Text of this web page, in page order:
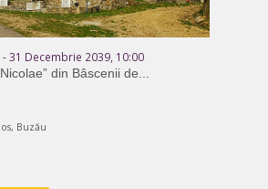
31 Decembrie 2039, 10:00
din Bâscenii de...
Buzău